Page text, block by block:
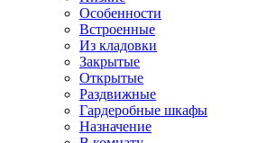
Особенности
Встроенные
Из кладовки
Закрытые
Открытые
Раздвижные
Гардеробные шкафы
Назначение